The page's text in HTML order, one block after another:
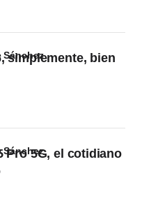
simplemente, bien
Sánchez
Pro 5G, el cotidiano
Sánchez